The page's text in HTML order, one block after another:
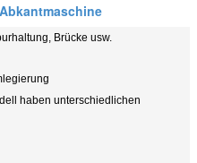
Brücke usw.
haben unterschiedlichen